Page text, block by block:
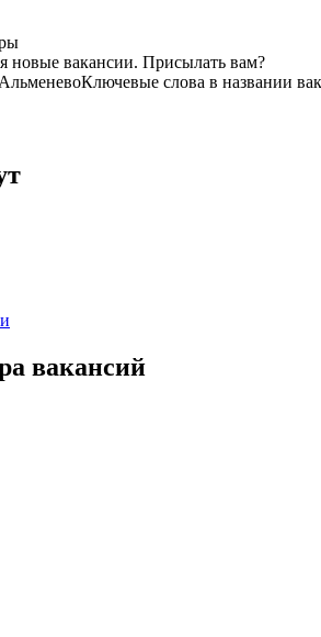
новые вакансии. Присылать вам?
АльменевоКлючевые слова в названии
вакансий